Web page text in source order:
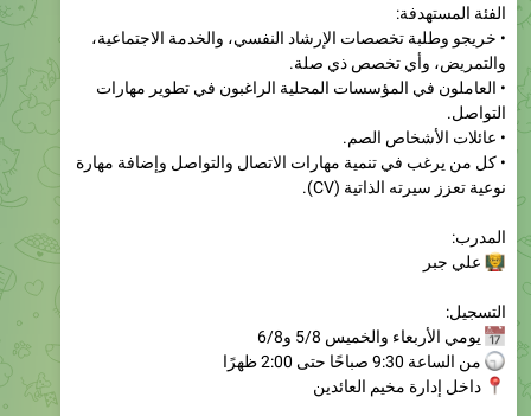
والتمريض، وأي تخصص ذي صلة.
• العاملون في المؤسسات المحلية الراغبون في تطوير مهارات
التواصل.
• عائلات الأشخاص الصم.
• كل من يرغب في تنمية مهارات الاتصال والتواصل وإضافة مهارة
نوعية تعزز سيرته الذاتية (CV).
المدرب:
التسجيل:
من الساعة 9:30 صباحًا حتى 2:00 ظهرًا
داخل إدارة مخيم العائدين
سارعوا بالتسجيل، فالمقاعد محدودة.